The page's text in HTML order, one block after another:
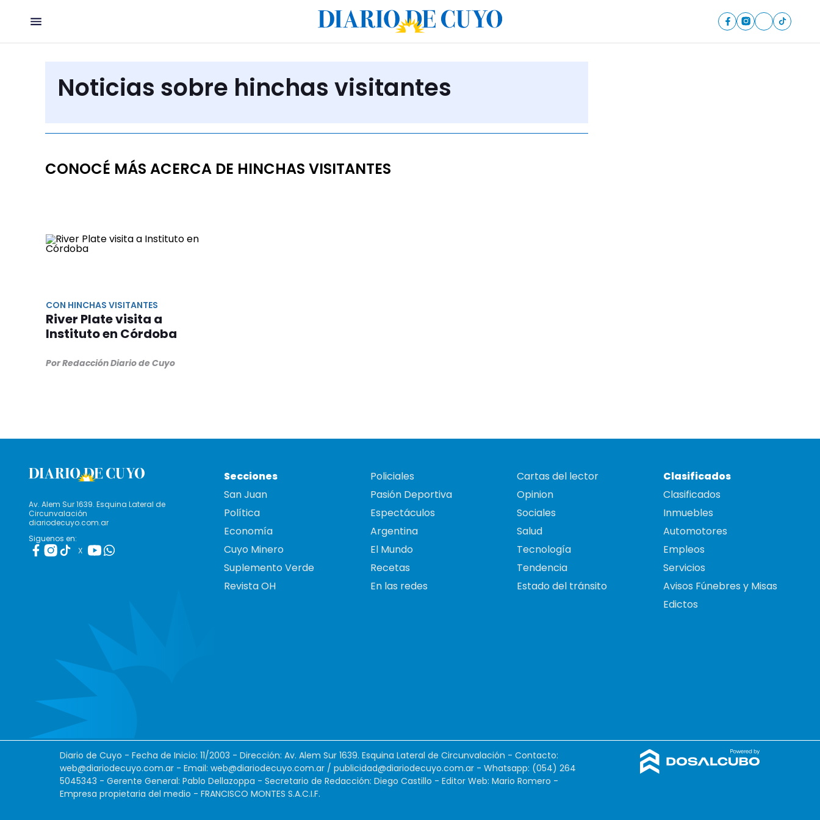
Noticias sobre hinchas visitantes
CONOCÉ MÁS ACERCA DE HINCHAS VISITANTES
CON HINCHAS VISITANTES
River Plate visita a
Instituto en Córdoba
Por Redacción Diario de Cuyo
Av. Alem Sur 1639. Esquina Lateral de
Circunvalación
diariodecuyo.com.ar
Siguenos en:
X
Secciones
San Juan
Política
Economía
Cuyo Minero
Suplemento Verde
Revista OH
Policiales
Pasión Deportiva
Espectáculos
Argentina
El Mundo
Recetas
En las redes
Cartas del lector
Opinion
Sociales
Salud
Tecnología
Tendencia
Estado del tránsito
Clasificados
Clasificados
Inmuebles
Automotores
Empleos
Servicios
Avisos Fúnebres y Misas
Edictos
Diario de Cuyo - Fecha de Inicio: 11/2003 - Dirección: Av. Alem Sur 1639. Esquina Lateral de Circunvalación - Contacto:
web@diariodecuyo.com.ar - Email: web@diariodecuyo.com.ar / publicidad@diariodecuyo.com.ar - Whatsapp: (054) 264
5045343 - Gerente General: Pablo Dellazoppa - Secretario de Redacción: Diego Castillo - Editor Web: Mario Romero -
Empresa propietaria del medio - FRANCISCO MONTES S.A.C.I.F.